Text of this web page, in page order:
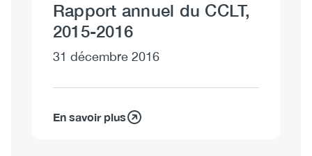
Rapport annuel du CCLT,
2015-2016
31 décembre 2016
En savoir plus